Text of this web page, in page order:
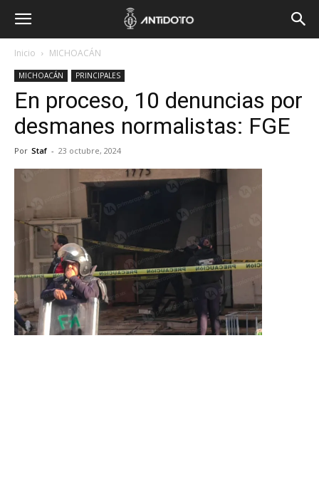
Inicio MICHOACÁN
MICHOACÁN PRINCIPALES
En proceso, 10 denuncias por
desmanes normalistas: FGE
Por Staf - 23 octubre, 2024